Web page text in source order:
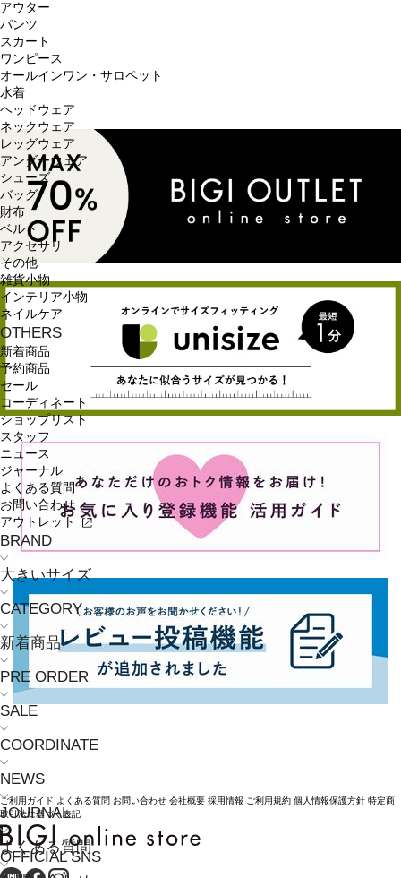
アウター
パンツ
スカート
ワンピース
オールインワン・サロペット
水着
ヘッドウェア
ネックウェア
レッグウェア
アンダーウェア
シューズ
バッグ
財布
ベルト
アクセサリ
その他
雑貨小物
インテリア小物
ネイルケア
OTHERS
新着商品
予約商品
セール
コーディネート
ショップリスト
スタッフ
ニュース
ジャーナル
よくある質問
お問い合わせ
アウトレット
BRAND
大きいサイズ
CATEGORY
新着商品
PRE ORDER
SALE
COORDINATE
NEWS
JOURNAL
よくある質問
ご利用ガイド よくある質問 お問い合わせ 会社概要 採用情報 ご利用規約 個人情報保護方針 特定商
取引法に基づく表記
OFFICIAL SNS